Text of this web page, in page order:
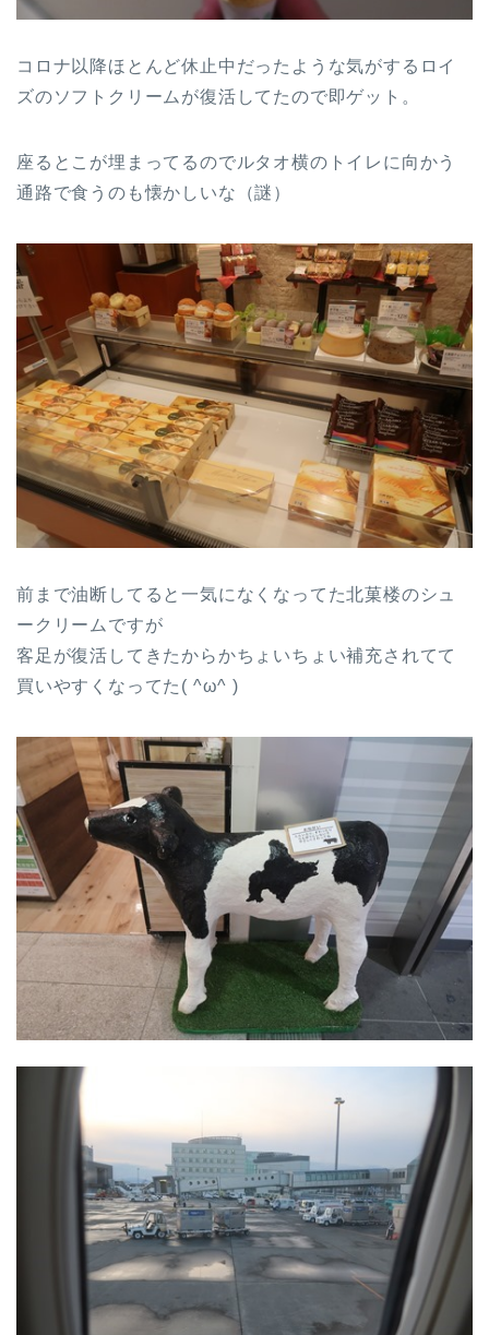
コロナ以降ほとんど休止中だったような気がするロイ
ズのソフトクリームが復活してたので即ゲット。
座るとこが埋まってるのでルタオ横のトイレに向かう
通路で食うのも懐かしいな（謎）
前まで油断してると一気になくなってた北菓楼のシュ
ークリームですが
客足が復活してきたからかちょいちょい補充されてて
買いやすくなってた( ^ω^ )